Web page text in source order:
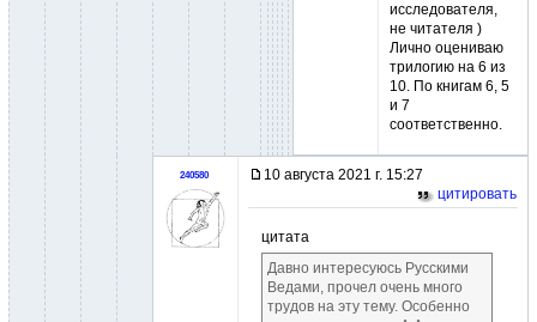
исследователя,
не читателя )
Лично оцениваю
трилогию на 6 из
10. По книгам 6, 5
и 7
соответственно.
240580
10 августа 2021 г. 15:27
цитировать
цитата
Давно интересуюсь Русскими
Ведами, прочел очень много
трудов на эту тему. Особенно